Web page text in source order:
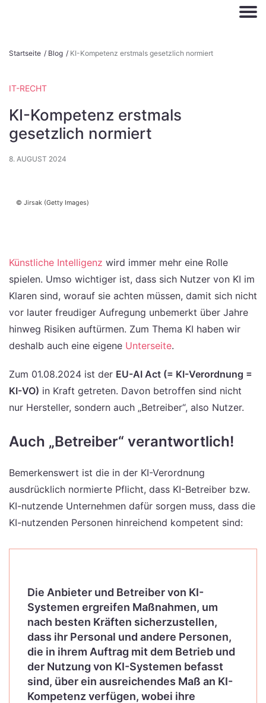
Startseite / Blog / KI-Kompetenz erstmals gesetzlich normiert
IT-RECHT
KI-Kompetenz erstmals
gesetzlich normiert
8. AUGUST 2024
Jirsak (Getty Images)
Künstliche Intelligenz wird immer mehr eine Rolle
spielen. Umso wichtiger ist, dass sich Nutzer von KI im
Klaren sind, worauf sie achten müssen, damit sich nicht
vor lauter freudiger Aufregung unbemerkt über Jahre
hinweg Risiken auftürmen. Zum Thema KI haben wir
deshalb auch eine eigene Unterseite.
Zum 01.08.2024 ist der EU-AI Act (= KI-Verordnung =
KI-VO) in Kraft getreten. Davon betroffen sind nicht
nur Hersteller, sondern auch „Betreiber“, also Nutzer.
Auch „Betreiber“ verantwortlich!
Bemerkenswert ist die in der KI-Verordnung
ausdrücklich normierte Pflicht, dass KI-Betreiber bzw.
KI-nutzende Unternehmen dafür sorgen muss, dass die
KI-nutzenden Personen hinreichend kompetent sind:
Die Anbieter und Betreiber von KI-
Systemen ergreifen Maßnahmen, um
nach besten Kräften sicherzustellen,
dass ihr Personal und andere Personen,
die in ihrem Auftrag mit dem Betrieb und
der Nutzung von KI-Systemen befasst
sind, über ein ausreichendes Maß an KI-
Kompetenz verfügen, wobei ihre